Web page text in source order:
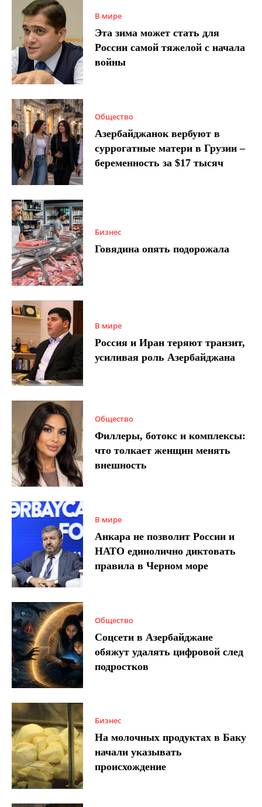
В мире
Эта зима может стать для
России самой тяжелой с начала
войны
Общество
Азербайджанок вербуют в
суррогатные матери в Грузии –
беременность за $17 тысяч
Бизнес
Говядина опять подорожала
В мире
Россия и Иран теряют транзит,
усиливая роль Азербайджана
Общество
Филлеры, ботокс и комплексы:
что толкает женщин менять
внешность
В мире
Анкара не позволит России и
НАТО единолично диктовать
правила в Черном море
Общество
Соцсети в Азербайджане
обяжут удалять цифровой след
подростков
Бизнес
На молочных продуктах в Баку
начали указывать
происхождение